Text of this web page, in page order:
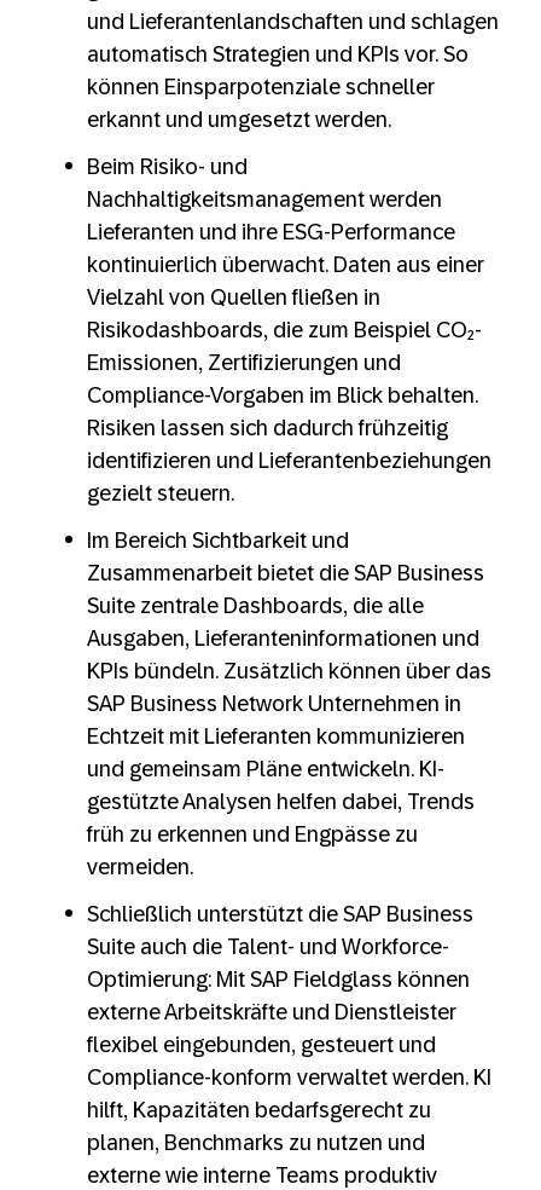
und Lieferantenlandschaften und schlagen
automatisch Strategien und KPIs vor. So
können Einsparpotenziale schneller
erkannt und umgesetzt werden.
Beim Risiko- und
Nachhaltigkeitsmanagement werden
Lieferanten und ihre ESG-Performance
kontinuierlich überwacht. Daten aus einer
Vielzahl von Quellen fließen in
Risikodashboards, die zum Beispiel CO₂-
Emissionen, Zertifizierungen und
Compliance-Vorgaben im Blick behalten.
Risiken lassen sich dadurch frühzeitig
identifizieren und Lieferantenbeziehungen
gezielt steuern.
Im Bereich Sichtbarkeit und
Zusammenarbeit bietet die SAP Business
Suite zentrale Dashboards, die alle
Ausgaben, Lieferanteninformationen und
KPIs bündeln. Zusätzlich können über das
SAP Business Network Unternehmen in
Echtzeit mit Lieferanten kommunizieren
und gemeinsam Pläne entwickeln. KI-
gestützte Analysen helfen dabei, Trends
früh zu erkennen und Engpässe zu
vermeiden.
Schließlich unterstützt die SAP Business
Suite auch die Talent- und Workforce-
Optimierung: Mit SAP Fieldglass können
externe Arbeitskräfte und Dienstleister
flexibel eingebunden, gesteuert und
Compliance-konform verwaltet werden. KI
hilft, Kapazitäten bedarfsgerecht zu
planen, Benchmarks zu nutzen und
externe wie interne Teams produktiv